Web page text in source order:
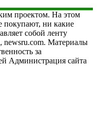
проектом. На этом
покупают, ни какие
собой ленту
newsru.com. Материалы
за
Администрация сайта